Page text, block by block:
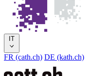
IT
FR (cath.ch) DE (kath.ch)